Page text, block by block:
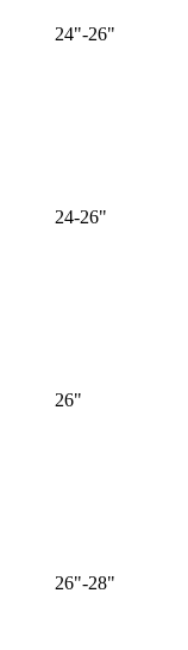
24"-26"
24-26"
26"
26"-28"